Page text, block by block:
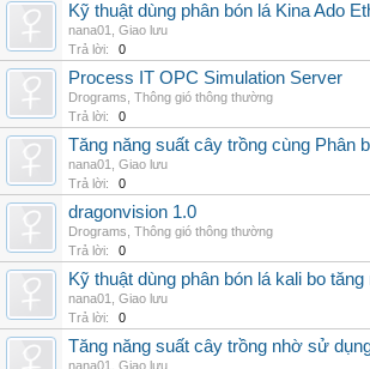
Kỹ thuật dùng phân bón lá Kina Ado
nana01
Giao lưu
Trả lời:
0
Process IT OPC Simulation Server
Drograms Thông gió thông thường
Trả lời:
0
Tăng năng suất cây trồng cùng Phân
nana01
Giao lưu
Trả lời:
0
dragonvision 1.0
Drograms Thông gió thông thường
Trả lời:
0
Kỹ thuật dùng phân bón lá kali bo
nana01
Giao lưu
Trả lời:
0
Tăng năng suất cây trồng nhờ sử
nana01
Giao lưu